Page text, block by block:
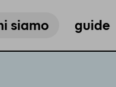
siamo guide